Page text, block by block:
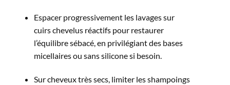
Espacer progressivement les lavages sur
cuirs chevelus réactifs pour restaurer
l’équilibre sébacé, en privilégiant des bases
micellaires ou sans silicone si besoin.​
Sur cheveux très secs, limiter les shampoings